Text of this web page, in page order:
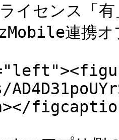
イセンス「有
連携オ